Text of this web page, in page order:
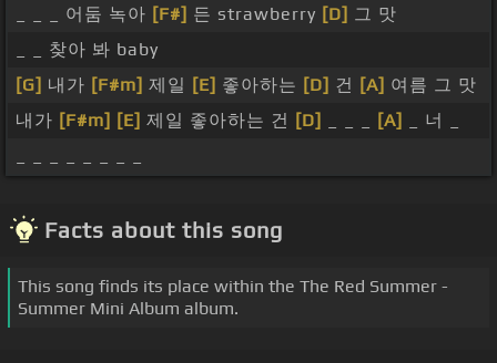
_ _ _ 어둠 녹아 [F#] 든 strawberry [D] 그 맛
_ _ 찾아 봐 baby
[G] 내가 [F#m] 제일 [E] 좋아하는 [D] 건 [A] 여름 그 맛
내가 [F#m] [E] 제일 좋아하는 건 [D] [A]
_ 너 _
Facts about this song
This song finds its place within the The Red Summer -
Summer Mini Album album.